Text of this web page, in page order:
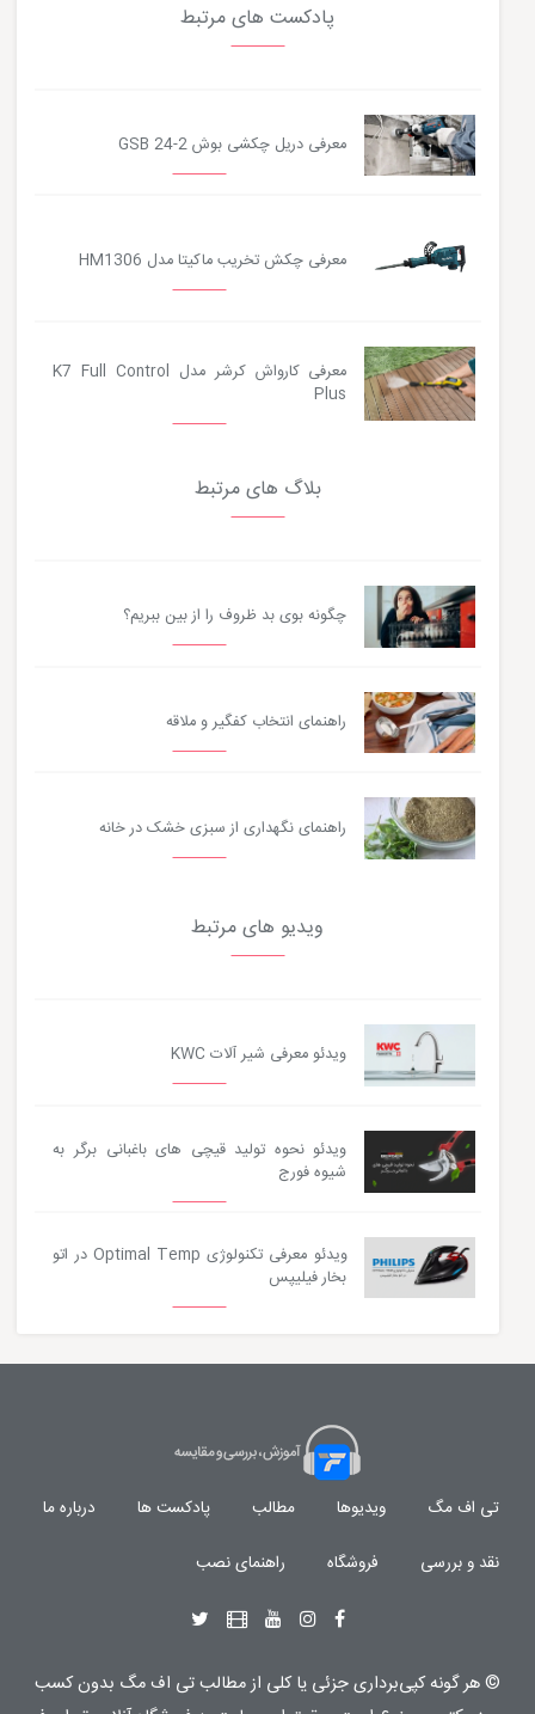
پادکست های مرتبط
معرفی دریل چکشی بوش GSB 24-2
معرفی چکش تخریب ماکیتا مدل HM1306
معرفی کارواش کرشر مدل K7 Full Control
Plus
بلاگ های مرتبط
چگونه بوی بد ظروف را از بین ببریم؟
راهنمای انتخاب کفگیر و ملاقه
راهنمای نگهداری از سبزی خشک در خانه
ویدیو های مرتبط
ویدئو معرفی شیر آلات KWC
ویدئو نحوه تولید قیچی های باغبانی برگر به
شیوه فورج
ویدئو معرفی تکنولوژی Optimal Temp در اتو
بخار فیلیپس
تی اف مگ ویدیوها مطالب پادکست ها درباره ما
نقد و بررسی فروشگاه راهنمای نصب
© هر گونهکپی‌برداری جزئی یا کلی از مطالب تی اف مگ بدون کسب